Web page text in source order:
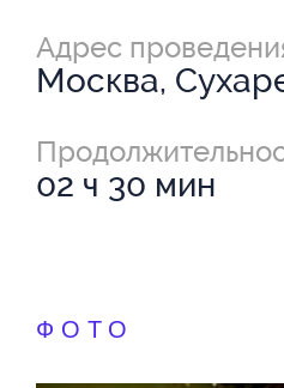
Адрес
Москва,
02 ч 30 мин
ФОТО